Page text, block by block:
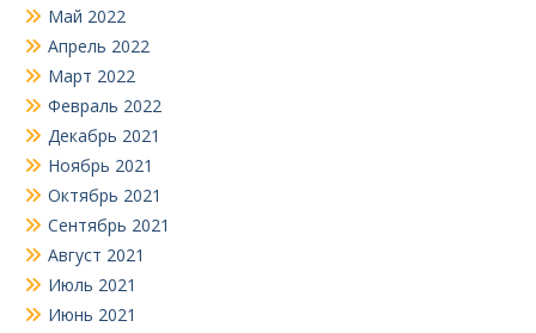
Май 2022
Апрель 2022
Март 2022
Февраль 2022
Декабрь 2021
Ноябрь 2021
Октябрь 2021
Сентябрь 2021
Август 2021
Июль 2021
Июнь 2021